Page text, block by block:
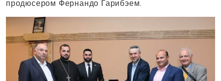
продюсером Фернандо Гарибэем.